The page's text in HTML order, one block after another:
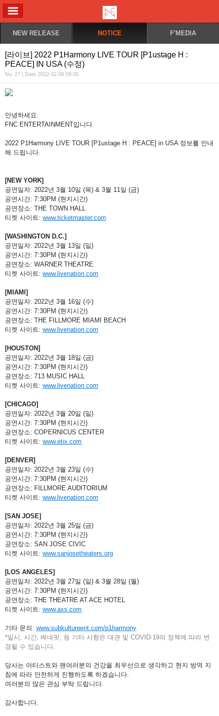
NEW RELEASE NOTICE F'MEDIA
[라이브] 2022 P1Harmony LIVE TOUR [P1ustage H :
PEACE] IN USA (수정)
No. 27 | Date 2022.02.08 09:05
안녕하세요.
FNC ENTERTAINMENT입니다.
2022 P1Harmony LIVE TOUR [P1ustage H : PEACE] in USA 정보를 안내
해 드립니다.
[NEW YORK]
공연일자: 2022년 3월 10일 (목) & 3월 11일 (금)
공연시간: 7:30PM (현지시간)
공연장소: THE TOWN HALL
티켓 사이트: www.ticketmaster.com
[WASHINGTON D.C.]
공연일자: 2022년 3월 13일 (일)
공연시간: 7:30PM (현지시간)
공연장소: WARNER THEATRE
티켓 사이트: www.livenation.com
[MIAMI]
공연일자: 2022년 3월 16일 (수)
공연시간: 7:30PM (현지시간)
공연장소: THE FILLMORE MIAMI BEACH
티켓 사이트: www.livenation.com
[HOUSTON]
공연일자: 2022년 3월 18일 (금)
공연시간: 7:30PM (현지시간)
공연장소: 713 MUSIC HALL
티켓 사이트: www.livenation.com
[CHICAGO]
공연일자: 2022년 3월 20일 (일)
공연시간: 7:30PM (현지시간)
공연장소: COPERNICUS CENTER
티켓 사이트: www.etix.com
[DENVER]
공연일자: 2022년 3월 23일 (수)
공연시간: 7:30PM (현지시간)
공연장소: FILLMORE AUDITORIUM
티켓 사이트: www.livenation.com
[SAN JOSE]
공연일자: 2022년 3월 25일 (금)
공연시간: 7:30PM (현지시간)
공연장소: SAN JOSE CIVIC
티켓 사이트: www.sanjosetheaters.org
[LOS ANGELES]
공연일자: 2022년 3월 27일 (일) & 3월 28일 (월)
공연시간: 7:30PM (현지시간)
공연장소: THE THEATRE AT ACE HOTEL
티켓 사이트: www.axs.com
기타 문의: www.subkultureent.com/p1harmony
*일시, 시간, 베네핏, 등 기타 사항은 대관 및 COVID-19의 정책에 따라 변
경될 수 있습니다.
당사는 아티스트와 팬여러분의 건강을 최우선으로 생각하고 현지 방역 지
침에 따라 안전하게 진행하도록 하겠습니다.
여러분의 많은 관심 부탁 드립니다.
감사합니다.